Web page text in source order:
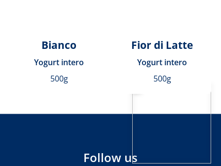
Bianco
Yogurt intero
500g
Fior di Latte
Yogurt intero
500g
Follow us